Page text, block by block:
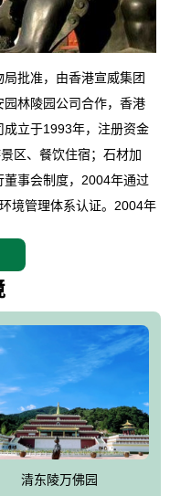
批准，由香港宣威集团
林陵园公司合作，香港
立于1993年，注册资金
区、餐饮住宿；石材加
事会制度，2004年通过
境管理体系认证。2004年
建有四星级酒店一座。
产清东陵地形墙内，地
“建设全国顶级人生后花
外归侨、国内外知名人士
其主要使用功能；以苍
象。通过墓园建设与造
鲜明、服务周全、环境优
呼应的极具吸引力的花园
近12亿元人民币，园区采
清东陵万佛园